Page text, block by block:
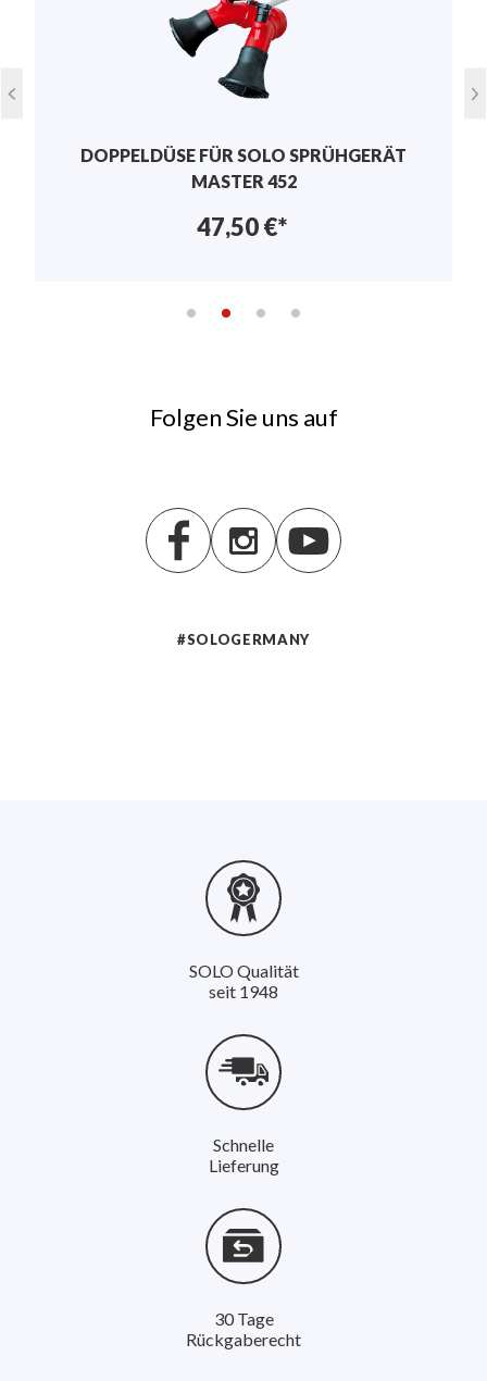
Keine Bewertungen gefunden. Teilen Sie Ihre
DOPPELDÜSE FÜR SOLO SPRÜHGERÄT
MASTER 452
47,50 €*
Folgen Sie uns auf
#SOLOGERMANY
SOLO Qualität
seit 1948
Schnelle
Lieferung
30 Tage
Rückgaberecht